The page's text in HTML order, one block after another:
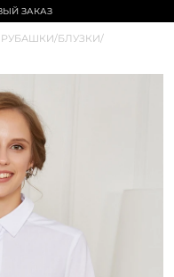
ЗАКАЗ
РУБАШКИ/БЛУЗКИ/